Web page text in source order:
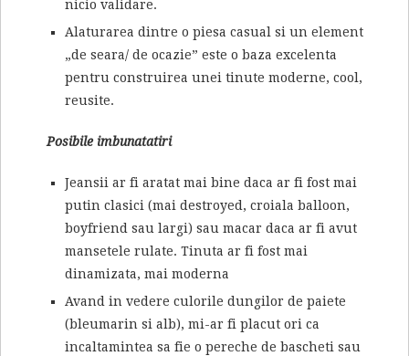
nicio validare.
Alaturarea dintre o piesa casual si un element
„de seara/ de ocazie” este o baza excelenta
pentru construirea unei tinute moderne, cool,
reusite.
Posibile imbunatatiri
Jeansii ar fi aratat mai bine daca ar fi fost mai
putin clasici (mai destroyed, croiala balloon,
boyfriend sau largi) sau macar daca ar fi avut
mansetele rulate. Tinuta ar fi fost mai
dinamizata, mai moderna
Avand in vedere culorile dungilor de paiete
(bleumarin si alb), mi-ar fi placut ori ca
incaltamintea sa fie o pereche de bascheti sau